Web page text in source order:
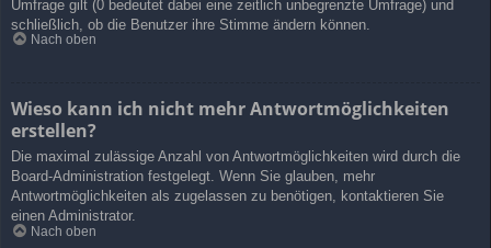
Umfrage gilt (0 bedeutet dabei eine zeitlich unbegrenzte Umfrage) und
schließlich, ob die Benutzer ihre Stimme ändern können.
Nach oben
Wieso kann ich nicht mehr Antwortmöglichkeiten
erstellen?
Die maximal zulässige Anzahl von Antwortmöglichkeiten wird durch die
Board-Administration festgelegt. Wenn Sie glauben, mehr
Antwortmöglichkeiten als zugelassen zu benötigen, kontaktieren Sie
einen Administrator.
Nach oben